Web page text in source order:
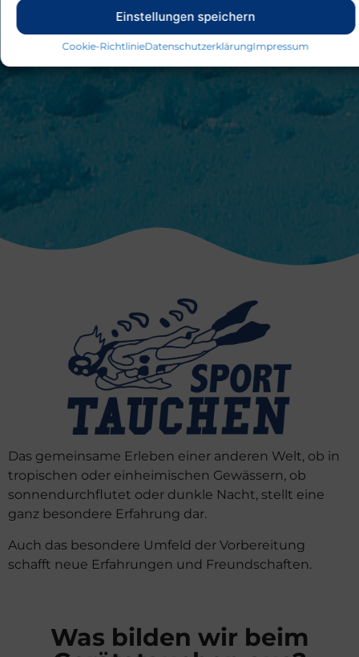
Einstellungen speichern
Cookie-RichtlinieDatenschutzerklärungImpressum
Das gemeinsame Erleben einer anderen Welt, ob in
tropischen oder einheimischen Gewässern, ob
sonnendurchflutet oder dunkle Nacht, stellt eine
ganz besondere Erfahrung dar.
Auch das besondere Umfeld der Vorbereitung
schafft neue Erfahrungen und Freundschaften.
Was bilden wir beim